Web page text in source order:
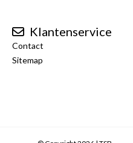
Klantenservice
Contact
Sitemap